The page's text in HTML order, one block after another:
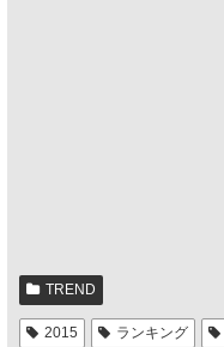
TREND
2015 ランキング